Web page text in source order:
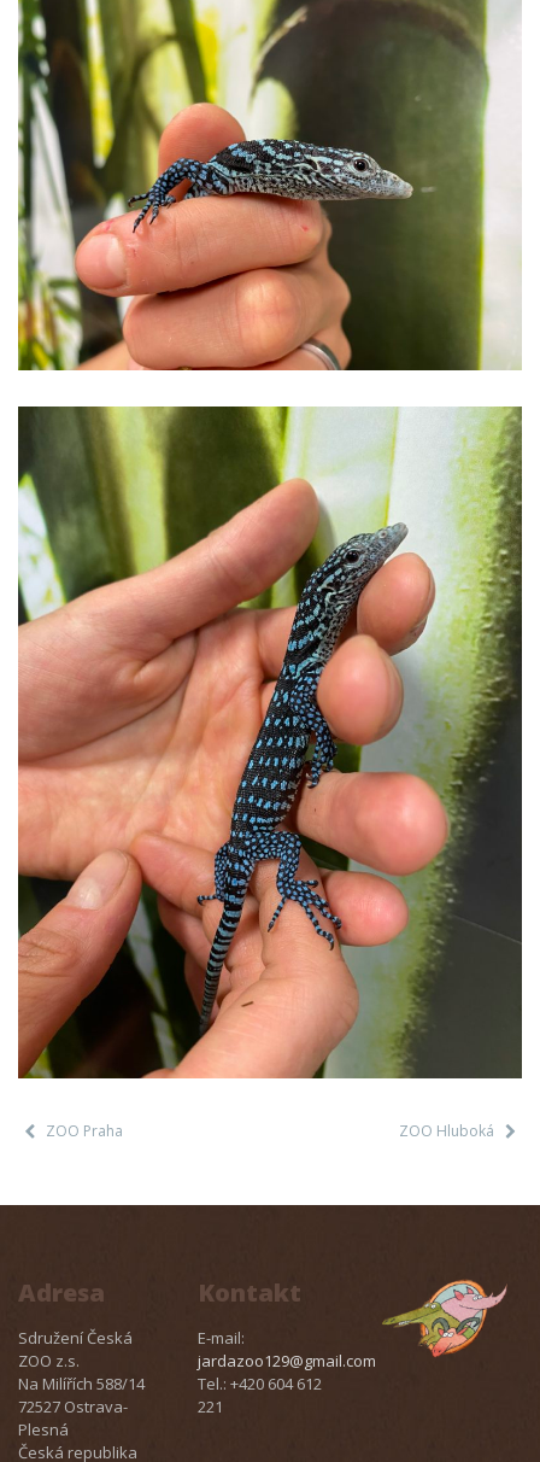
ZOO Praha ZOO Hluboká
Adresa
Sdružení Česká
ZOO z.s.
Na Milířích 588/14
72527 Ostrava-
Plesná
Česká republika
Kontakt
E-mail:
jardazoo129@gmail.com
Tel.: +420 604 612
221